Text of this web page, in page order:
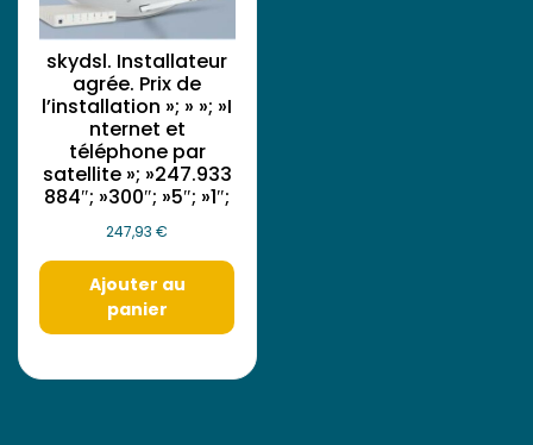
skydsl. Installateur
agrée. Prix de
l’installation »; » »; »I
nternet et
téléphone par
satellite »; »247.933
884″; »300″; »5″; »1″;
247,93€
Ajouter au
panier